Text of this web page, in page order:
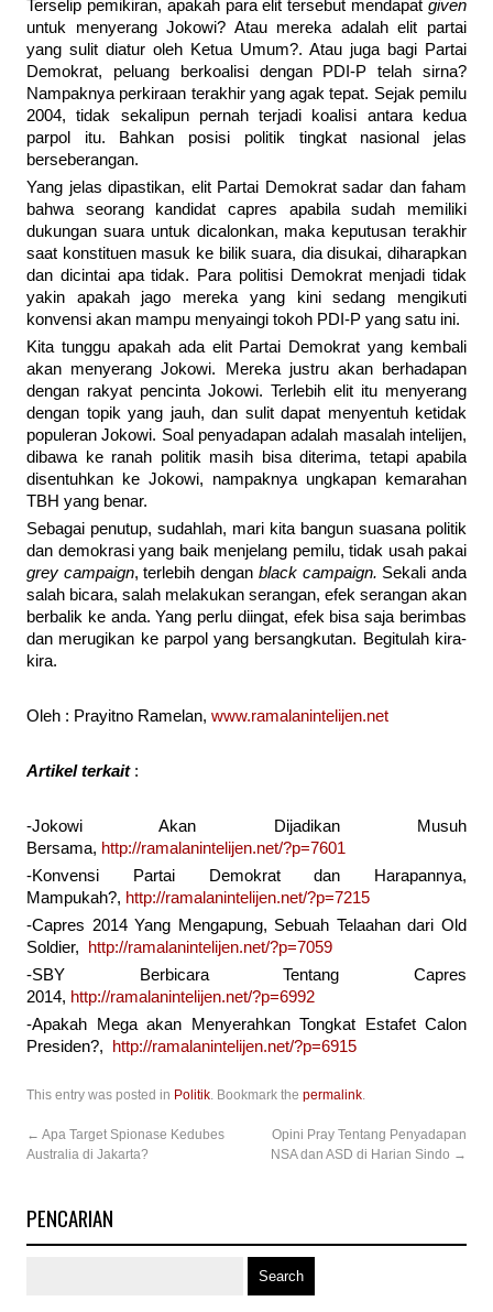
Terselip pemikiran, apakah para elit tersebut mendapat given
untuk menyerang Jokowi? Atau mereka adalah elit partai
yang sulit diatur oleh Ketua Umum?. Atau juga bagi Partai
Demokrat, peluang berkoalisi dengan PDI-P telah sirna?
Nampaknya perkiraan terakhir yang agak tepat. Sejak pemilu
2004, tidak sekalipun pernah terjadi koalisi antara kedua
parpol itu. Bahkan posisi politik tingkat nasional jelas
berseberangan.
Yang jelas dipastikan, elit Partai Demokrat sadar dan faham
bahwa seorang kandidat capres apabila sudah memiliki
dukungan suara untuk dicalonkan, maka keputusan terakhir
saat konstituen masuk ke bilik suara, dia disukai, diharapkan
dan dicintai apa tidak. Para politisi Demokrat menjadi tidak
yakin apakah jago mereka yang kini sedang mengikuti
konvensi akan mampu menyaingi tokoh PDI-P yang satu ini.
Kita tunggu apakah ada elit Partai Demokrat yang kembali
akan menyerang Jokowi. Mereka justru akan berhadapan
dengan rakyat pencinta Jokowi. Terlebih elit itu menyerang
dengan topik yang jauh, dan sulit dapat menyentuh ketidak
populeran Jokowi. Soal penyadapan adalah masalah intelijen,
dibawa ke ranah politik masih bisa diterima, tetapi apabila
disentuhkan ke Jokowi, nampaknya ungkapan kemarahan
TBH yang benar.
Sebagai penutup, sudahlah, mari kita bangun suasana politik
dan demokrasi yang baik menjelang pemilu, tidak usah pakai
grey campaign, terlebih dengan black campaign. Sekali anda
salah bicara, salah melakukan serangan, efek serangan akan
berbalik ke anda. Yang perlu diingat, efek bisa saja berimbas
dan merugikan ke parpol yang bersangkutan. Begitulah kira-
kira.
Oleh : Prayitno Ramelan, www.ramalanintelijen.net
Artikel terkait :
-Jokowi Akan Dijadikan Musuh
Bersama, http://ramalanintelijen.net/?p=7601
-Konvensi Partai Demokrat dan Harapannya,
Mampukah?, http://ramalanintelijen.net/?p=7215
-Capres 2014 Yang Mengapung, Sebuah Telaahan dari Old
Soldier,
http://ramalanintelijen.net/?p=7059
-SBY Berbicara Tentang Capres
2014, http://ramalanintelijen.net/?p=6992
-Apakah Mega akan Menyerahkan Tongkat Estafet Calon
Presiden?,
http://ramalanintelijen.net/?p=6915
This entry was posted in Politik. Bookmark the permalink.
← Apa Target Spionase Kedubes
Australia di Jakarta?
Opini Pray Tentang Penyadapan
NSA dan ASD di Harian Sindo →
PENCARIAN